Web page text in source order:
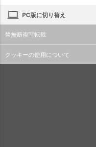
PC版に切り替え
禁無断複写転載
クッキーの使用について